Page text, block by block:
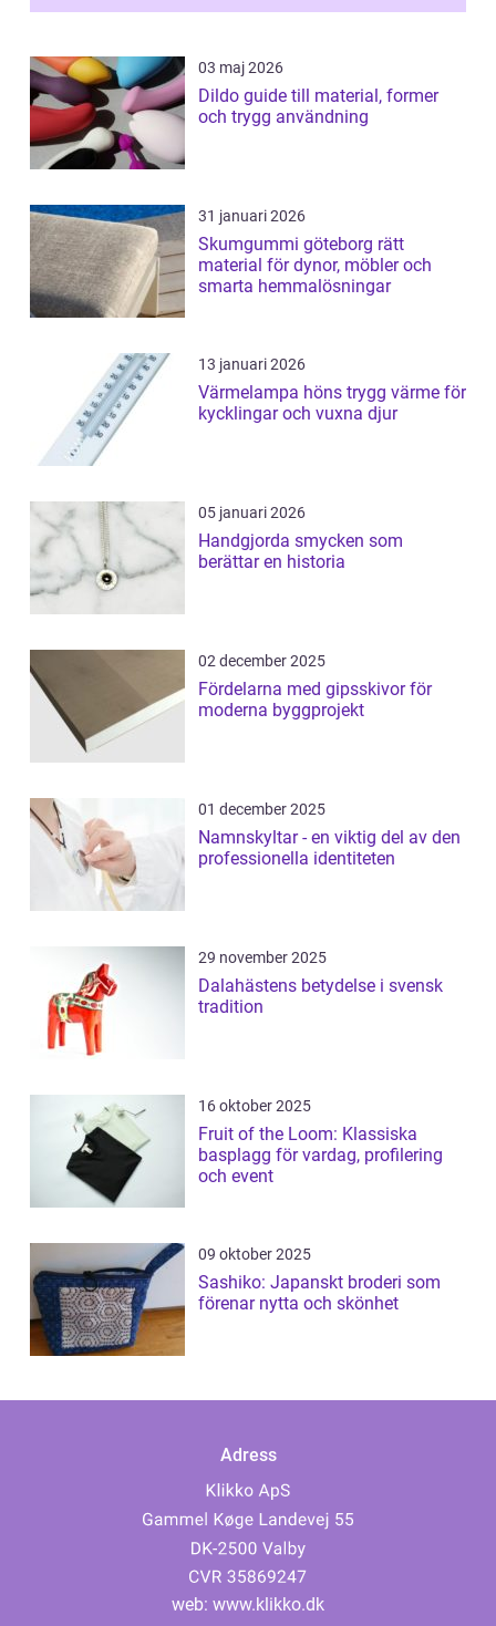
03 maj 2026
Dildo guide till material, former
och trygg användning
31 januari 2026
Skumgummi göteborg rätt
material för dynor, möbler och
smarta hemmalösningar
13 januari 2026
Värmelampa höns trygg värme för
kycklingar och vuxna djur
05 januari 2026
Handgjorda smycken som
berättar en historia
02 december 2025
Fördelarna med gipsskivor för
moderna byggprojekt
01 december 2025
Namnskyltar - en viktig del av den
professionella identiteten
29 november 2025
Dalahästens betydelse i svensk
tradition
16 oktober 2025
Fruit of the Loom: Klassiska
basplagg för vardag, profilering
och event
09 oktober 2025
Sashiko: Japanskt broderi som
förenar nytta och skönhet
Adress
web: www.klikko.dk